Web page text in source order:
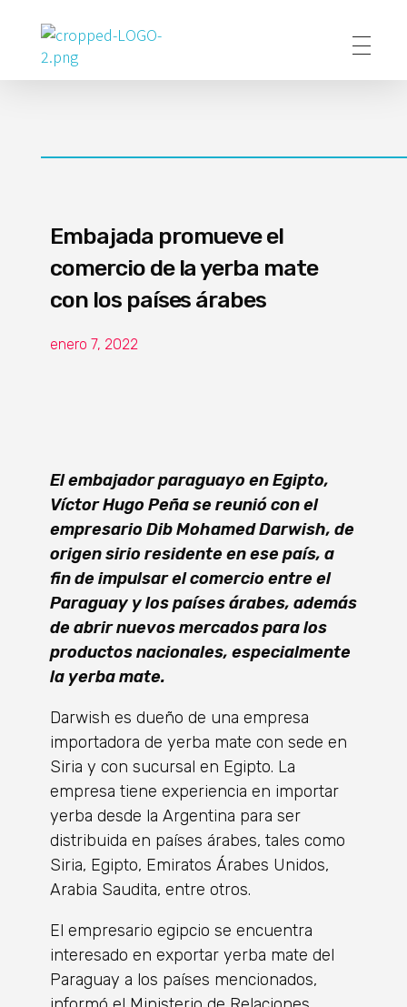
Poder Agropecuario
Embajada promueve el
comercio de la yerba mate
con los países árabes
enero 7, 2022
El embajador paraguayo en Egipto,
Víctor Hugo Peña se reunió con el
empresario Dib Mohamed Darwish, de
origen sirio residente en ese país, a
fin de impulsar el comercio entre el
Paraguay y los países árabes, además
de abrir nuevos mercados para los
productos nacionales, especialmente
la yerba mate.
Darwish es dueño de una empresa
importadora de yerba mate con sede en
Siria y con sucursal en Egipto. La
empresa tiene experiencia en importar
yerba desde la Argentina para ser
distribuida en países árabes, tales como
Siria, Egipto, Emiratos Árabes Unidos,
Arabia Saudita, entre otros.
El empresario egipcio se encuentra
interesado en exportar yerba mate del
Paraguay a los países mencionados,